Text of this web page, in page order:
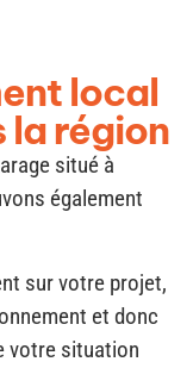
local
la région
situé à
également
sur votre projet,
et donc
votre situation